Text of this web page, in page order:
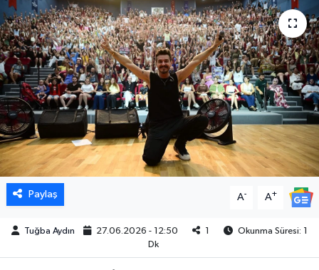
Paylaş A- A+
Tuğba Aydın 27.06.2026 - 12:50 1
Okunma Süresi: 1
Dk
EĞİTİM
EKOLOJİ VE ÇEVRE
BİLİM VE TEKNOLOJİ
GENEL
GÜNDEM
HABERDE İNSAN
KÜLTÜR SANAT